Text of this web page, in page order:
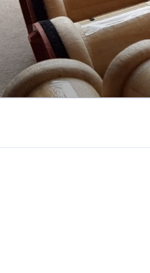
Zum
Inhalt
springen